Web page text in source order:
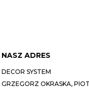
NASZ ADRES
DECOR SYSTEM
GRZEGORZ OKRASKA,